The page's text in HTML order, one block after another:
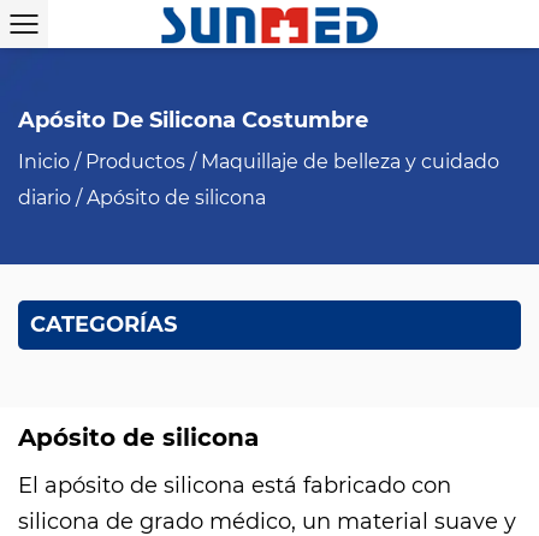
Apósito De Silicona Costumbre
Inicio / Productos / Maquillaje de belleza y cuidado
diario /Apósito de silicona
CATEGORÍAS
Apósito de silicona
El apósito de silicona está fabricado con
silicona de grado médico, un material suave y